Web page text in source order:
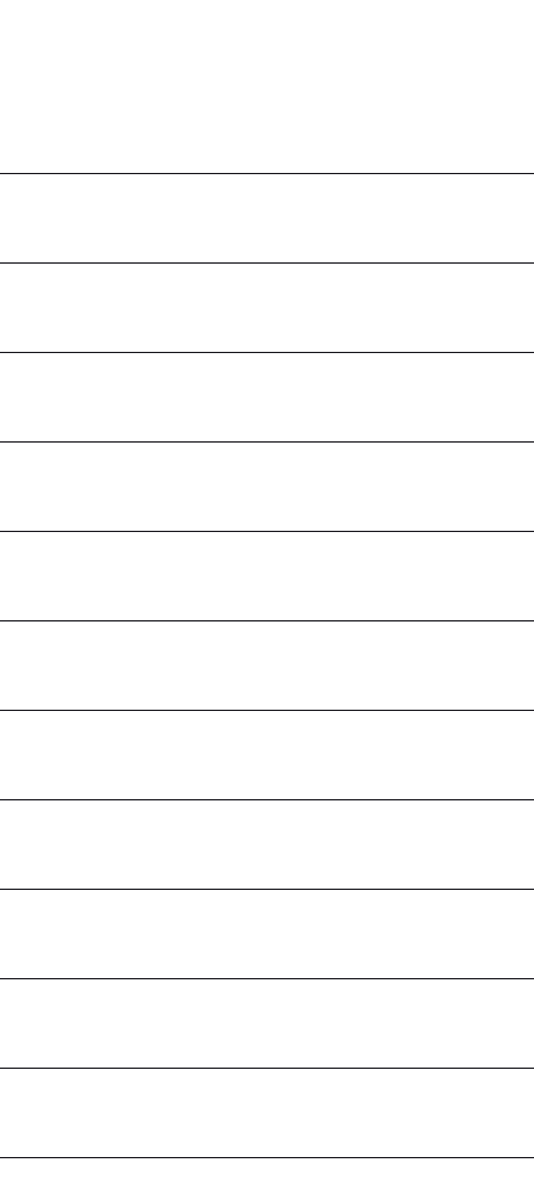
Al Madinah Province
Al
Northern Borders Province
Fédération de Bosnie-et-
Dobrich
Pernik
Larnaka
Primorsko-goranska županija
Castilla y León
Tartu maakond
Occitanie Pays
Tbilisi